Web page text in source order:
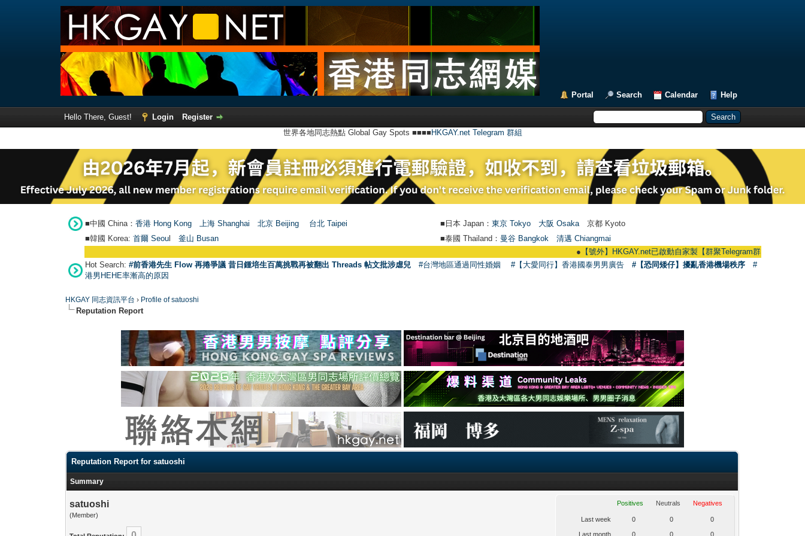
Portal Search Calendar Help
Hello There, Guest! Login
Register
世界各地同志熱點 Global Gay Spots ■■■■ HKGAY.net Telegram 群組
■中國 China： 香港 Hong Kong 上海 Shanghai 北京 Beijing 台北 Taipei ■日本 Japan： 東京 Tokyo 大阪 Osaka 京都 Kyoto
■韓國 Korea: 首爾 Seou 釜山 Busan ■泰國 Thailand： 曼谷 Bangkok
清邁 Chiangmai
【號外】HKGAY.net已啟動自家製【群聚Telegram群組】
Hot Search: #前香港先生 Flow 再捲爭議 昔日鍾培生百萬挑戰再被翻出 Threads 帖文批涉虐兒 #台灣地區通過同性婚姻 #【大愛同行】香港國泰男男廣告 #【恐同矮仔】擾亂香港機場秩序
#
港男HEHE率漸高的原因
HKGAY 同志資訊平台 › Profile of satuoshi
Reputation Report
Reputation Report for satuoshi
Summary
satuoshi
(Member)
Positives Neutrals Negatives
Last week 0 0 0
Last month 0 0 0